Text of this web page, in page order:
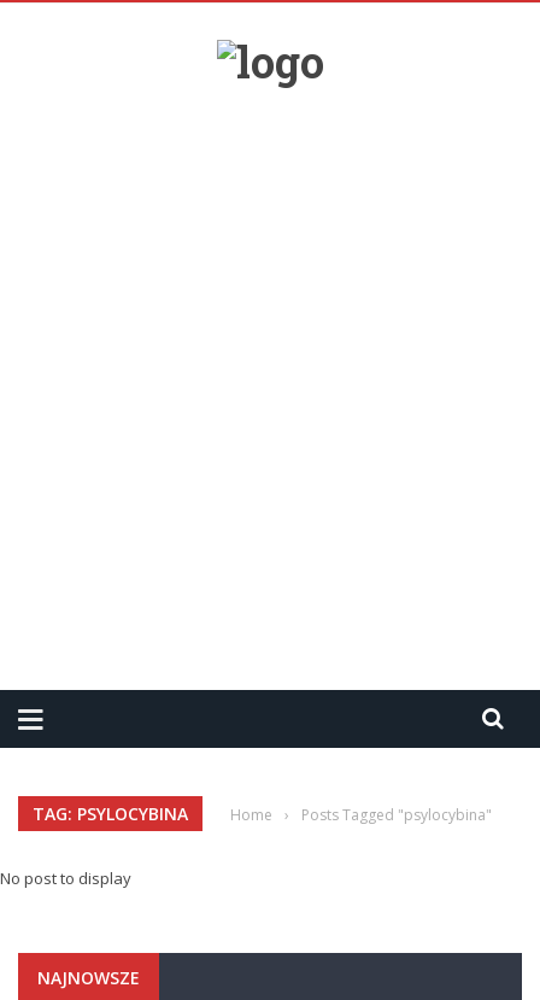
TAG: PSYLOCYBINA Home › Posts Tagged "psylocybina"
No post to display
NAJNOWSZE